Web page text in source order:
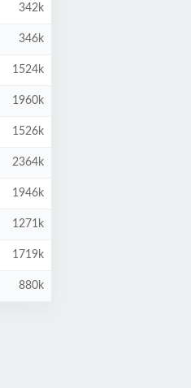
342k
346k
1524k
1960k
1526k
2364k
1946k
1271k
1719k
880k